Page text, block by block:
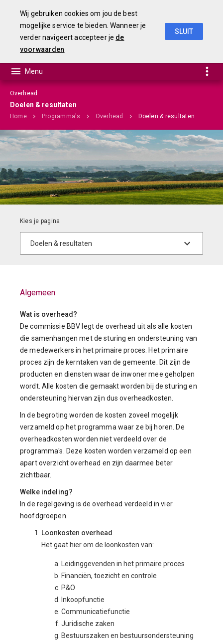
Overhead
Doelen & resultaten
Home Programma's Overhead Doelen & resultaten
Algemeen
Wat is overhead?
De commissie BBV legt de overhead uit als alle kosten
die samenhangen met de sturing en ondersteuning van
de medewerkers in het primaire proces. Het primaire
proces zijn de kerntaken van de gemeente. Dit zijn de
producten en diensten waar de inwoner mee geholpen
wordt. Alle kosten die gemaakt worden bij de sturing en
ondersteuning hiervan zijn dus overheadkosten.
In de begroting worden de kosten zoveel mogelijk
verzameld op het programma waar ze bij horen. De
overheadkosten worden niet verdeeld over de
programma's. Deze kosten worden verzameld op een
apart overzicht overhead en zijn daarmee beter
zichtbaar.
Welke indeling?
In de regelgeving is de overhead verdeeld in vier
hoofdgroepen.
Loonkosten overhead
Het gaat hier om de loonkosten van:
Leidinggevenden in het primaire proces
Financiën, toezicht en controle
P&O
Inkoopfunctie
Communicatiefunctie
Juridische zaken
Bestuurszaken en bestuursondersteuning
Wij gebruiken cookies om jou de best
mogelijke service te bieden. Wanneer je
verder navigeert accepteer je de
voorwaarden
SLUIT